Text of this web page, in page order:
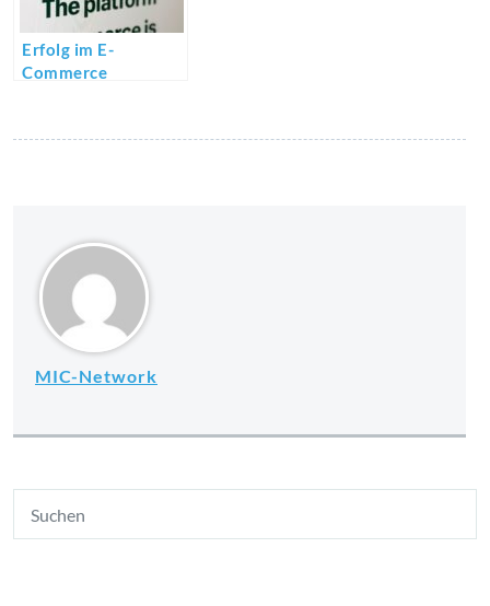
Erfolg im E-
Commerce
MIC-Network